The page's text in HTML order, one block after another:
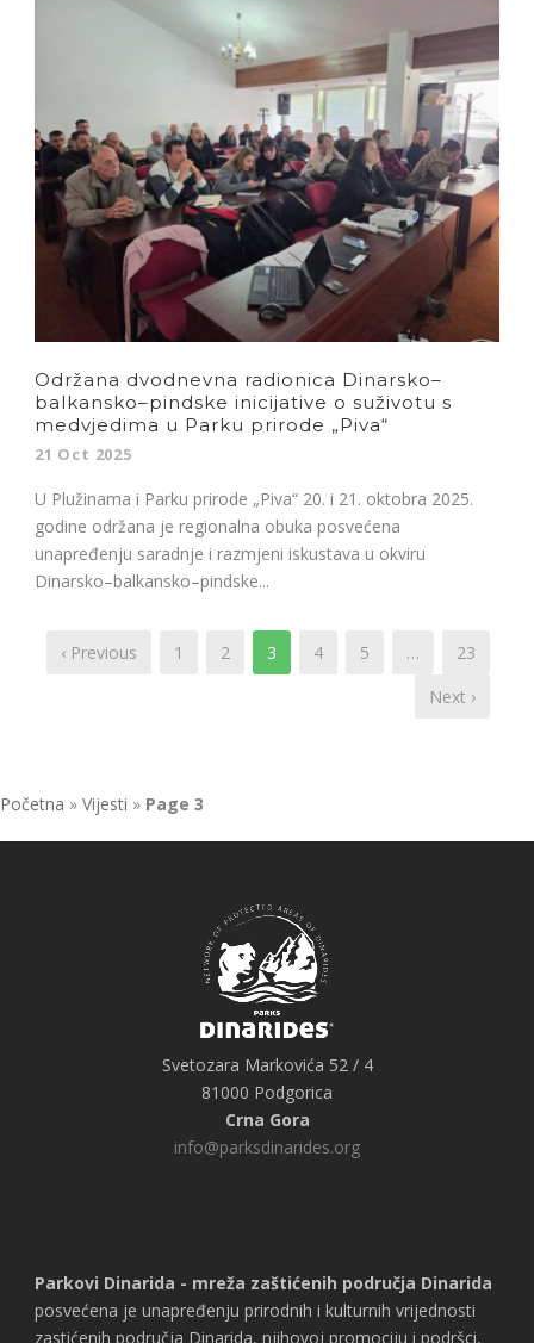
Održana dvodnevna radionica Dinarsko–
balkansko–pindske inicijative o suživotu s
medvjedima u Parku prirode „Piva“
21 Oct 2025
U Plužinama i Parku prirode „Piva“ 20. i 21. oktobra 2025.
godine održana je regionalna obuka posvećena
unapređenju saradnje i razmjeni iskustava u okviru
Dinarsko–balkansko–pindske...
‹ Previous 1 2 3 4 5 …
23
Next ›
Početna » Vijesti » Page 3
Svetozara Markovića 52 / 4
81000 Podgorica
Crna Gora
info@parksdinarides.org
Parkovi Dinarida - mreža zaštićenih područja Dinarida
posvećena je unapređenju prirodnih i kulturnih vrijednosti
zastićenih područja Dinarida, njihovoj promociju i podršci,